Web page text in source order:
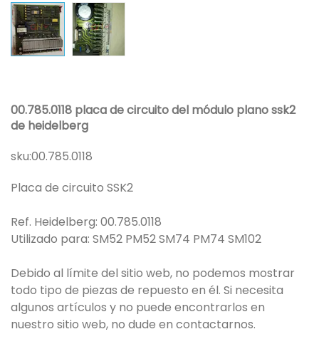
00.785.0118 placa de circuito del módulo plano ssk2
de heidelberg
sku:00.785.0118
Placa de circuito SSK2
Ref. Heidelberg: 00.785.0118
Utilizado para: SM52 PM52 SM74 PM74 SM102
Debido al límite del sitio web, no podemos mostrar
todo tipo de piezas de repuesto en él. Si necesita
algunos artículos y no puede encontrarlos en
nuestro sitio web, no dude en contactarnos.